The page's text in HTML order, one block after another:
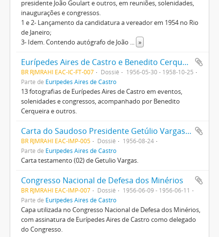
presidente João Goulart e outros, em reuniões, solenidades,
inaugurações e congressos.
1 e 2- Lançamento da candidatura a vereador em 1954 no Rio
de Janeiro;
3- Idem. Contendo autógrafo de João ... »
Eurípedes Aires de Castro e Benedito Cerqueira
BR RJMRAHI EAC-IC-FT-007 Dossiê
1956-05-30 - 1958-10-25
Parte de Eurípedes Aires de Castro
13 fotografias de Eurípedes Aires de Castro em eventos,
solenidades e congressos, acompanhado por Benedito
Cerqueira e outros.
Carta do Saudoso Presidente Getúlio Vargas; Ele disse:
BR RJMRAHI EAC-IMP-005 Dossiê
1956-08-24
Parte de Eurípedes Aires de Castro
Carta testamento (02) de Getulio Vargas.
Congresso Nacional de Defesa dos Minérios
BR RJMRAHI EAC-IMP-007 Dossiê
1956-06-09 - 1956-06-11
Parte de Eurípedes Aires de Castro
Capa utilizada no Congresso Nacional de Defesa dos Minérios,
com assinatura de Eurípedes Aires de Castro como delegado
do Congresso.